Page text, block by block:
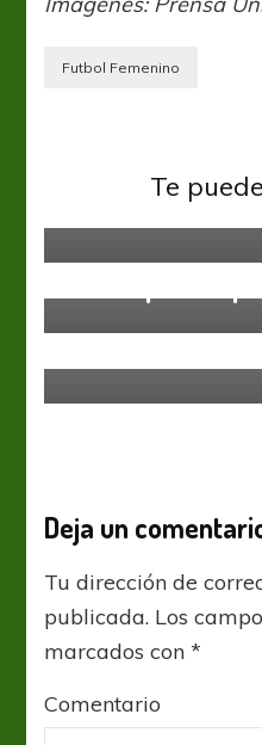
Futbol Femenino
Te
Resultados y
Deja un
Tu dirección de
publicada. Los
marcados con*
Comentario